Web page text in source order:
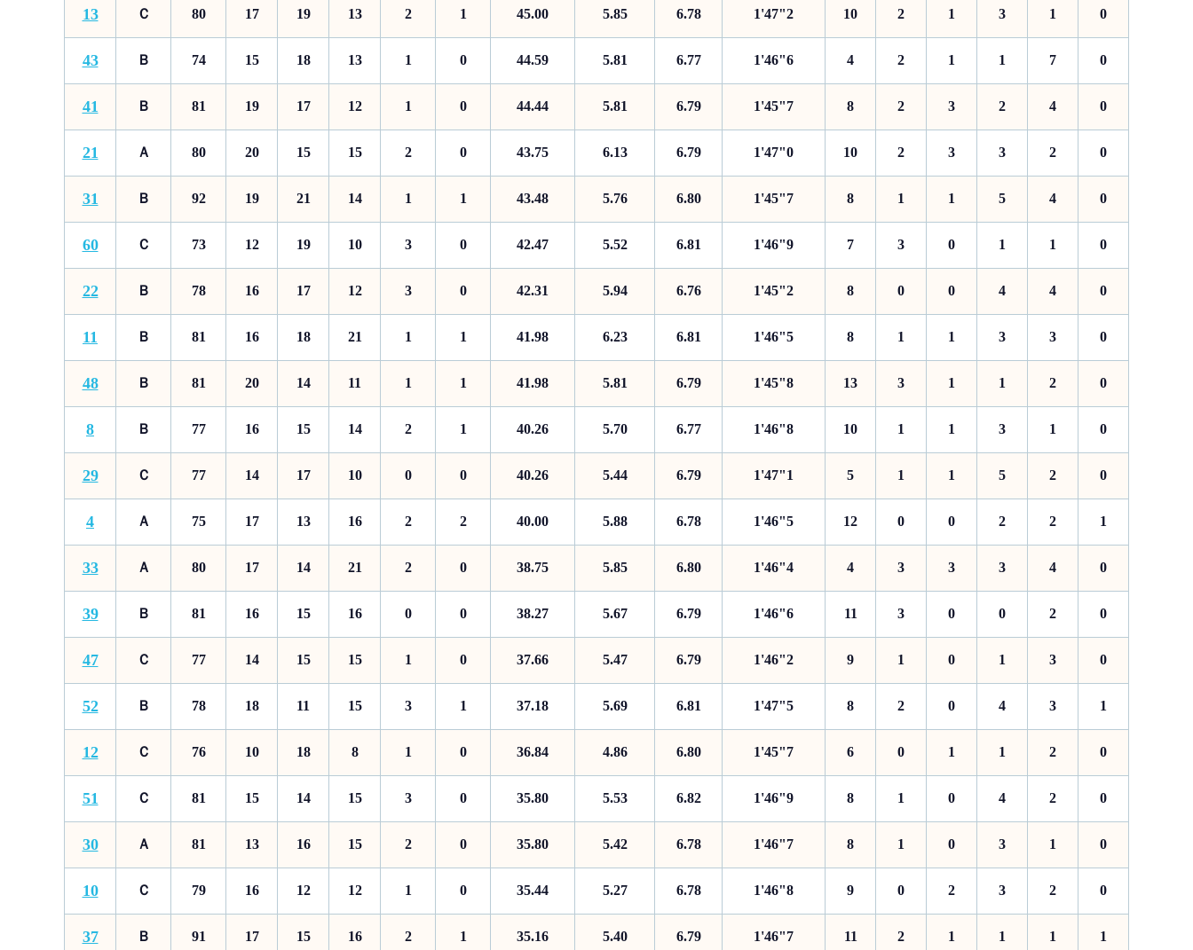
13 Ｃ 80 17 19 13 2 1 45.00 5.85 6.78 1'47"2 10 2 1 3 1 0
43 Ｂ 74 15 18 13 1 0 44.59 5.81 6.77 1'46"6 4 2 1 1 7 0
41 Ｂ 81 19 17 12 1 0 44.44 5.81 6.79 1'45"7 8 2 3 2 4 0
21 Ａ 80 20 15 15 2 0 43.75 6.13 6.79 1'47"0 10 2 3 3 2 0
31 Ｂ 92 19 21 14 1 1 43.48 5.76 6.80 1'45"7 8 1 1 5 4 0
60 Ｃ 73 12 19 10 3 0 42.47 5.52 6.81 1'46"9 7 3 0 1 1 0
22 Ｂ 78 16 17 12 3 0 42.31 5.94 6.76 1'45"2 8 0 0 4 4 0
11 Ｂ 81 16 18 21 1 1 41.98 6.23 6.81 1'46"5 8 1 1 3 3 0
48 Ｂ 81 20 14 11 1 1 41.98 5.81 6.79 1'45"8 13 3 1 1 2 0
8 Ｂ 77 16 15 14 2 1 40.26 5.70 6.77 1'46"8 10 1 1 3 1 0
29 Ｃ 77 14 17 10 0 0 40.26 5.44 6.79 1'47"1 5 1 1 5 2 0
4 Ａ 75 17 13 16 2 2 40.00 5.88 6.78 1'46"5 12 0 0 2 2 1
33 Ａ 80 17 14 21 2 0 38.75 5.85 6.80 1'46"4 4 3 3 3 4 0
39 Ｂ 81 16 15 16 0 0 38.27 5.67 6.79 1'46"6 11 3 0 0 2 0
47 Ｃ 77 14 15 15 1 0 37.66 5.47 6.79 1'46"2 9 1 0 1 3 0
52 Ｂ 78 18 11 15 3 1 37.18 5.69 6.81 1'47"5 8 2 0 4 3 1
12 Ｃ 76 10 18 8 1 0 36.84 4.86 6.80 1'45"7 6 0 1 1 2 0
51 Ｃ 81 15 14 15 3 0 35.80 5.53 6.82 1'46"9 8 1 0 4 2 0
30 Ａ 81 13 16 15 2 0 35.80 5.42 6.78 1'46"7 8 1 0 3 1 0
10 Ｃ 79 16 12 12 1 0 35.44 5.27 6.78 1'46"8 9 0 2 3 2 0
37 Ｂ 91 17 15 16 2 1 35.16 5.40 6.79 1'46"7 11 2 1 1 1 1